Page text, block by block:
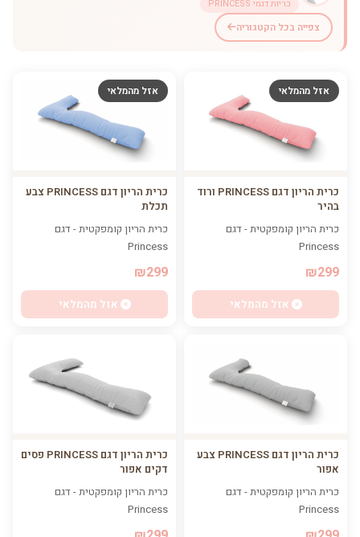
כריות דגמי PRINCESS
צפייה בכל הקטגוריה
אזל מהמלאי
כרית הריון דגם PRINCESS ורוד
בהיר
כרית הריון קומפקטית - דגם
Princess
₪299
אזל מהמלאי
אזל מהמלאי
כרית הריון דגם PRINCESS צבע
תכלת
כרית הריון קומפקטית - דגם
Princess
₪299
אזל מהמלאי
כרית הריון דגם PRINCESS צבע
אפור
כרית הריון קומפקטית - דגם
Princess
כרית הריון דגם PRINCESS פסים
דקים אפור
כרית הריון קומפקטית - דגם
Princess